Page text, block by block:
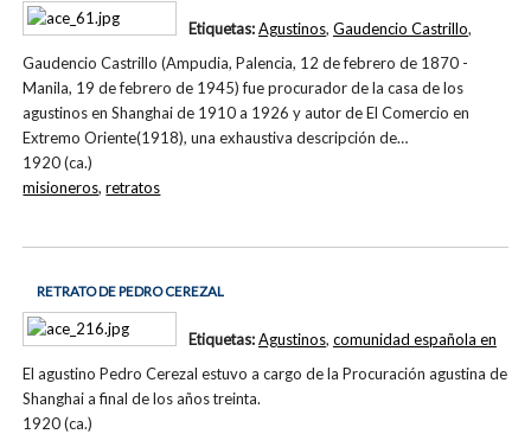
Gaudencio Castrillo (Ampudia, Palencia, 12 de febrero de 1870 -
Manila, 19 de febrero de 1945) fue procurador de la casa de los
agustinos en Shanghai de 1910 a 1926 y autor de El Comercio en
Extremo Oriente(1918), una exhaustiva descripción de…
1920 (ca.)
Etiquetas:Agustinos, Gaudencio Castrillo,
misioneros,retratos
RETRATO DE PEDRO CEREZAL
El agustino Pedro Cerezal estuvo a cargo de la Procuración agustina de
Shanghai a final de los años treinta.
1920 (ca.)
Etiquetas:Agustinos, comunidad española en